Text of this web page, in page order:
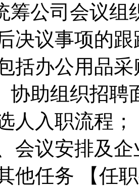
筹公司会议组
决议事项的
括办公用品
协助组织招聘
人入职流程
会议安排及
他任务 【任